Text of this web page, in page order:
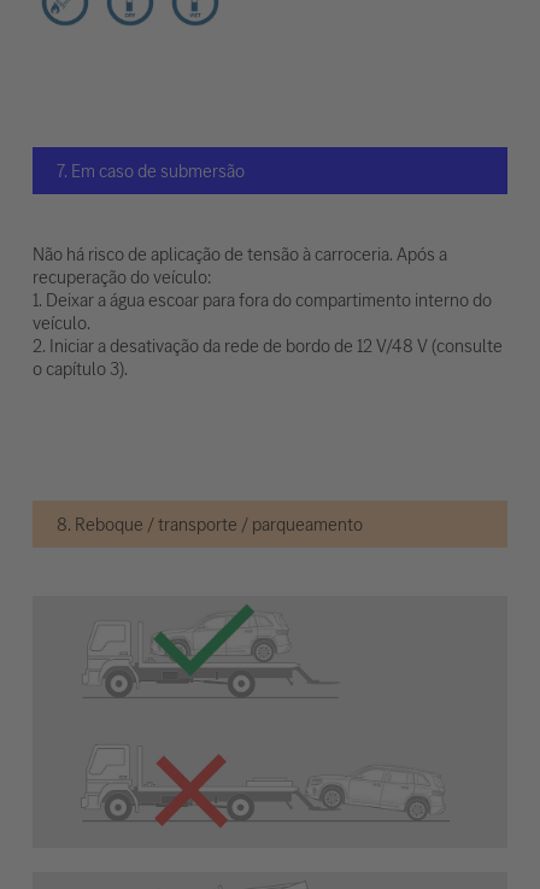
7. Em caso de submersão
Não há risco de aplicação de tensão à carroceria. Após a
recuperação do veículo:
1. Deixar a água escoar para fora do compartimento interno do
veículo.
2. Iniciar a desativação da rede de bordo de 12 V/48 V (consulte
o capítulo 3).
8. Reboque / transporte / parqueamento